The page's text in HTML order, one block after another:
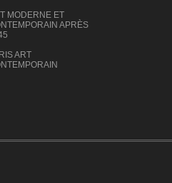
MODERNE ET
APRÈS
ART